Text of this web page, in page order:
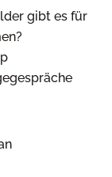
gibt es für